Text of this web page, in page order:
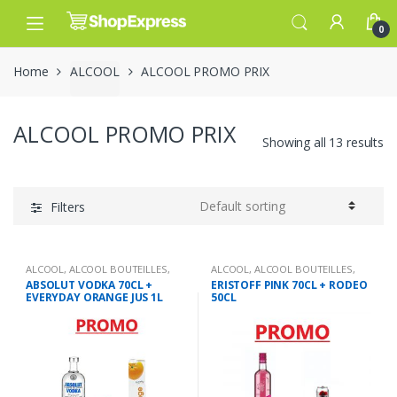
navigation
content
0
Home ALCOOL ALCOOL PROMO PRIX
ALCOOL PROMO PRIX Showing all 13 results
Filters
ALCOOL , ALCOOL BOUTEILLES,
ALCOOL PROMO PRIX, Promo
ABSOLUT VODKA 70CL +
EVERYDAY ORANGE JUS 1L
ALCOOL , ALCOOL BOUTEILLES,
ALCOOL PROMO PRIX, Promo
ERISTOFF PINK 70CL + RODEO
50CL